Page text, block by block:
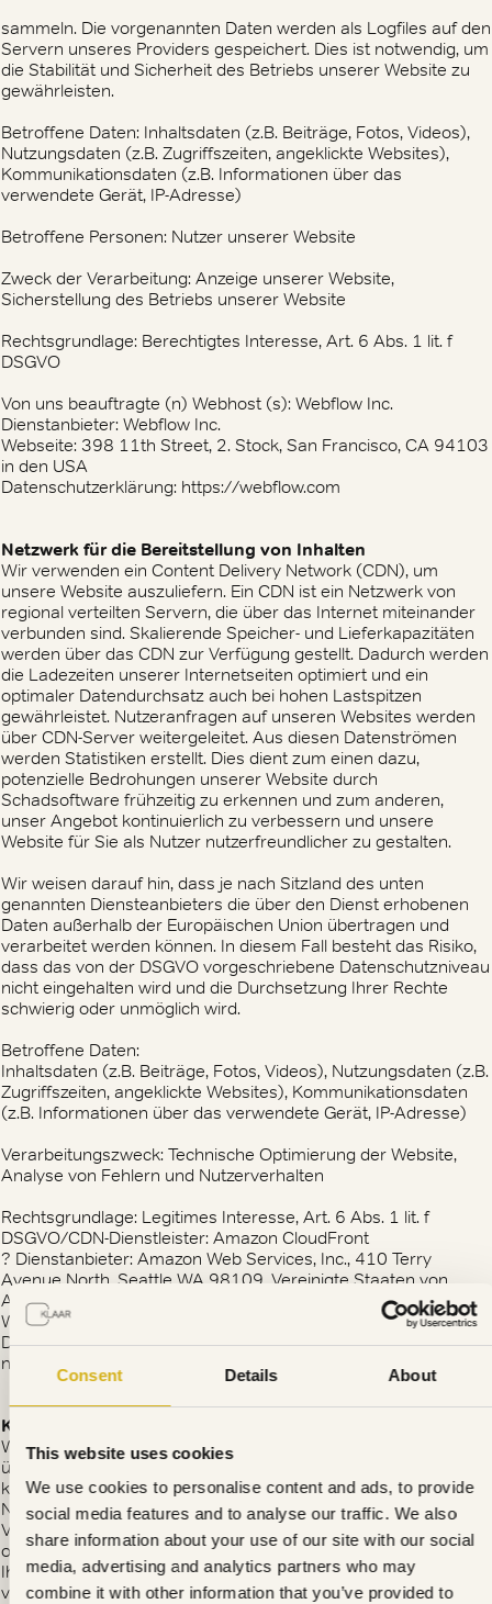
Consent Details About
This website uses cookies
We use cookies to personalise content and ads, to provide
social media features and to analyse our traffic. We also
share information about your use of our site with our social
media, advertising and analytics partners who may
combine it with other information that you’ve provided to
sammeln. Die vorgenannten Daten werden als Logfiles auf den
Servern unseres Providers gespeichert. Dies ist notwendig, um
die Stabilität und Sicherheit des Betriebs unserer Website zu
gewährleisten.
Betroffene Daten: Inhaltsdaten (z.B. Beiträge, Fotos, Videos),
Nutzungsdaten (z.B. Zugriffszeiten, angeklickte Websites),
Kommunikationsdaten (z.B. Informationen über das
verwendete Gerät, IP-Adresse)
Betroffene Personen: Nutzer unserer Website
Zweck der Verarbeitung: Anzeige unserer Website,
Sicherstellung des Betriebs unserer Website
Rechtsgrundlage: Berechtigtes Interesse, Art. 6 Abs. 1 lit. f
DSGVO
Von uns beauftragte (n) Webhost (s): Webflow Inc.
Dienstanbieter: Webflow Inc.
Webseite: 398 11th Street, 2. Stock, San Francisco, CA 94103
in den USA
Datenschutzerklärung: https://webflow.com
Netzwerk für die Bereitstellung von Inhalten
Wir verwenden ein Content Delivery Network (CDN), um
unsere Website auszuliefern. Ein CDN ist ein Netzwerk von
regional verteilten Servern, die über das Internet miteinander
verbunden sind. Skalierende Speicher- und Lieferkapazitäten
werden über das CDN zur Verfügung gestellt. Dadurch werden
die Ladezeiten unserer Internetseiten optimiert und ein
optimaler Datendurchsatz auch bei hohen Lastspitzen
gewährleistet. Nutzeranfragen auf unseren Websites werden
über CDN-Server weitergeleitet. Aus diesen Datenströmen
werden Statistiken erstellt. Dies dient zum einen dazu,
potenzielle Bedrohungen unserer Website durch
Schadsoftware frühzeitig zu erkennen und zum anderen,
unser Angebot kontinuierlich zu verbessern und unsere
Website für Sie als Nutzer nutzerfreundlicher zu gestalten.
Wir weisen darauf hin, dass je nach Sitzland des unten
genannten Diensteanbieters die über den Dienst erhobenen
Daten außerhalb der Europäischen Union übertragen und
verarbeitet werden können. In diesem Fall besteht das Risiko,
dass das von der DSGVO vorgeschriebene Datenschutzniveau
nicht eingehalten wird und die Durchsetzung Ihrer Rechte
schwierig oder unmöglich wird.
Betroffene Daten:
Inhaltsdaten (z.B. Beiträge, Fotos, Videos), Nutzungsdaten (z.B.
Zugriffszeiten, angeklickte Websites), Kommunikationsdaten
(z.B. Informationen über das verwendete Gerät, IP-Adresse)
Verarbeitungszweck: Technische Optimierung der Website,
Analyse von Fehlern und Nutzerverhalten
Rechtsgrundlage: Legitimes Interesse, Art. 6 Abs. 1 lit. f
DSGVO/CDN-Dienstleister: Amazon CloudFront
? Dienstanbieter: Amazon Web Services, Inc., 410 Terry
Avenue North, Seattle WA 98109, Vereinigte Staaten von
Amerika
Webseite: https://aws.amazon.com/de/
Datenschutzerklärung: https://aws.amazon.com/de/privacy/?
nc1=f_pr.
Kontakt aufnehmen
Wenn Sie uns per E-Mail, Social Media, Telefon, Telefax, Post,
über unser Kontaktformular oder auf andere Weise
kontaktieren und uns personenbezogene Daten wie Ihren
Namen, Ihre Telefonnummer oder E-Mail-Adresse zur
Verfügung stellen oder weitere Informationen zu Ihrer Person
oder Ihrem Anliegen angeben, verarbeiten wir diese Daten, um
Ihre Anfrage im Rahmen des zwischen uns bestehenden
vorvertraglichen oder vertraglichen Verhältnisses zu